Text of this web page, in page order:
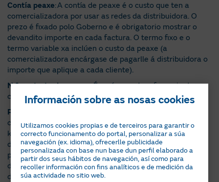
Contía peaxe: A contía de peaxe é o custo que ten a
comercializadora por usar as redes da distribuidora. O
prezo é fixado polo Goberno e é obrigatorio mostrar o
devandito importe en cada factura. O termo fixo e o
termo variable xa inclúen o custo da peaxe (a
comercializadora encárgase de pagarlle á distribuidora o
importe que aplique a cada cliente).
N.º contrato de acceso: É o número de referencia do
contrato de subministración coa empresa distribuidora.
Potencias contratadas Px
contratada, medida en quilowatts (kW). É a cantidade de
kW da que se quere dispoñer para utilizar nun momento
dado (dentro dos límites que permita a instalación). A
potencia que debe contratar depende do uso e consumo
dos equipos eléctricos. Os tramos de potencia dependen
da tarifa contratada; 2.0 TD, 2.0 DT Trihoraria, 3.0 ou 6.1.
Información sobre as nosas cookies
Utilizamos cookies propias e de terceiros para garantir o
correcto funcionamento do portal, personalizar a súa
navegación (ex. idioma), ofrecerlle publicidade
personalizada con base nun base dun perfil elaborado a
partir dos seus hábitos de navegación, así como para
recoller información con fins analíticos e de medición da
súa actividade no sitio web.